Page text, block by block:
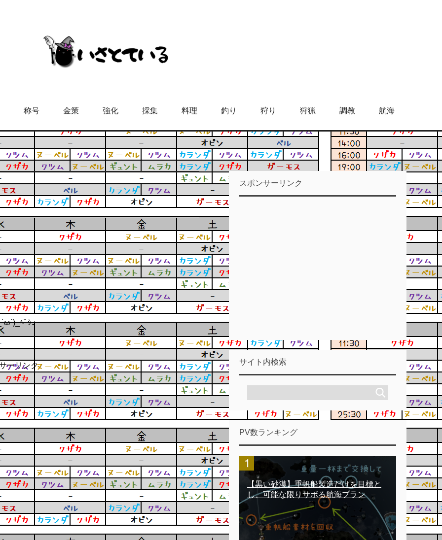
称号 金策 強化 採集 料理 釣り 狩り 狩猟 調教 航海
ﾍﾟｼｮ
ーリンク
スポンサーリンク
サイト内検索
PV数ランキング
【黒い砂漠】重帆船製造だけを目標と
し、可能な限りサボる航海プラン